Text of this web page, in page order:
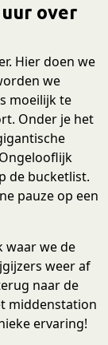
uur over
Hier doen we
we
moeilijk te
Onder je het
de bucketlist.
pauze op een
waar we de
weer af
naar de
middenstation
ervaring!